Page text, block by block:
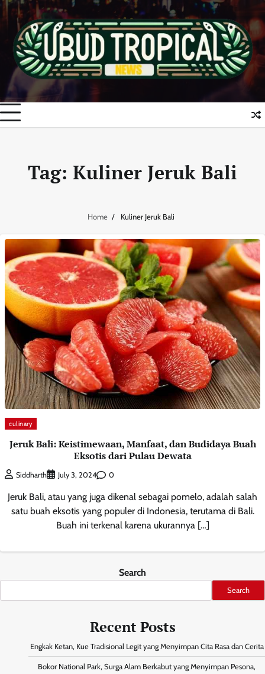
Skip
to
content
Tag: Kuliner Jeruk Bali
Home Kuliner Jeruk Bali
culinary
Jeruk Bali: Keistimewaan, Manfaat, dan Budidaya Buah
Eksotis dari Pulau Dewata
Siddharth July 3, 2024 0
Jeruk Bali, atau yang juga dikenal sebagai pomelo, adalah salah
satu buah eksotis yang populer di Indonesia, terutama di Bali.
Buah ini terkenal karena ukurannya […]
Search
Search
Recent Posts
Engkak Ketan, Kue Tradisional Legit yang Menyimpan Cita Rasa dan Cerita
Bokor National Park, Surga Alam Berkabut yang Menyimpan Pesona,